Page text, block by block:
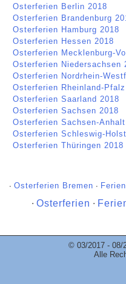
Osterferien Berlin 2018
Osterferien Brandenburg
Osterferien Hamburg 2018
Osterferien Hessen 2018
Osterferien Mecklenburg-
Osterferien Niedersachsen
Osterferien Nordrhein-
Osterferien Rheinland-
Osterferien Saarland 2018
Osterferien Sachsen 2018
Osterferien Sachsen-
Osterferien Schleswig-
Osterferien Thüringen 2018
∙ Osterferien Bremen ∙
∙ Osterferien ∙
© 03/2017 - 08/
Alle